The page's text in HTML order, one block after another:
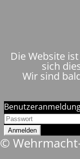
Die Website
sich
Wir sind
©